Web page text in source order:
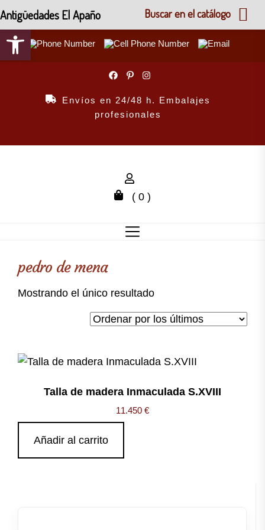
Abrir barra de herramientas
Envíos en 24/48 h. Embalajes
profesionales
( 0 )
pedro de mena
Mostrando el único resultado
Talla de madera Inmaculada S.XVIII
11.450 €
Añadir al carrito
Antigüedades El Apaño Buscar en el catálogo